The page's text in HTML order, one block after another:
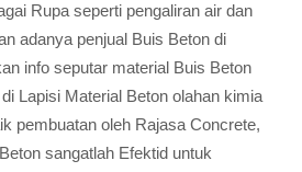
Rupa seperti pengaliran air dan
adanya penjual Buis Beton di
info seputar material Buis Beton
Lapisi Material Beton olahan kimia
pembuatan oleh Rajasa Concrete,
sangatlah Efektid untuk